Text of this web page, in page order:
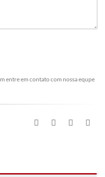
entre em contato com nossa equpe